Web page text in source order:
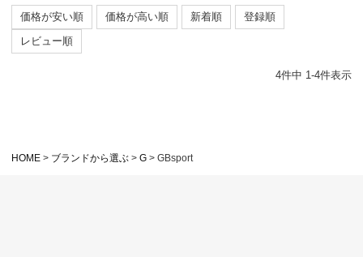
価格が安い順
価格が高い順 新着順
登録順
レビュー順
4件中 1-4件表示
HOME ブランドから選ぶ G GBsport